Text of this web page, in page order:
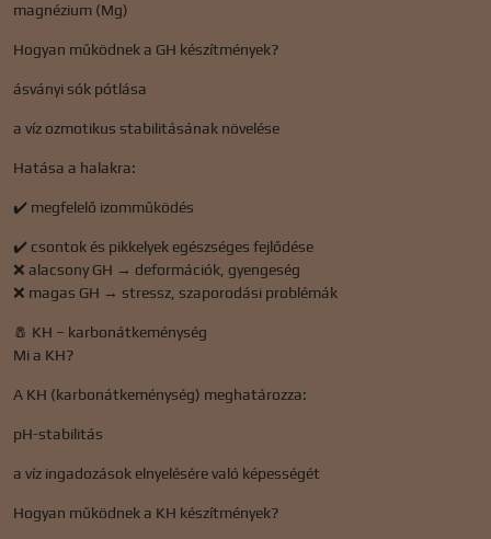
magnézium (Mg)
Hogyan működnek a GH készítmények?
ásványi sók pótlása
a víz ozmotikus stabilitásának növelése
Hatása a halakra:
✔️ megfelelő izomműködés
✔️ csontok és pikkelyek egészséges fejlődése
❌ alacsony GH → deformációk, gyengeség
❌ magas GH → stressz, szaporodási problémák
🧂 KH – karbonátkeménység
Mi a KH?
A KH (karbonátkeménység) meghatározza:
pH-stabilitás
a víz ingadozások elnyelésére való képességét
Hogyan működnek a KH készítmények?